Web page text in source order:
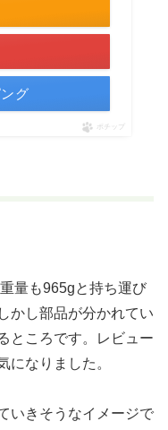
グ
ポチップ
量も965gと持ち運び
かし部品が分かれてい
ところです。レビュー
になりました。
いきそうなイメージで